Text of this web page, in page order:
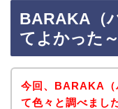
BARAKA（
てよかった
今回、BARAKA（
て色々と調べまし